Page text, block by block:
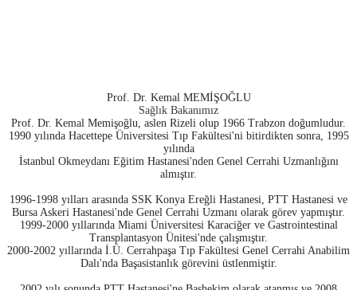
Prof. Dr. Kemal MEMİŞOĞLU
Sağlık Bakanımız
Prof. Dr. Kemal Memişoğlu, aslen Rizeli olup 1966 Trabzon doğumludur.
1990 yılında Hacettepe Üniversitesi Tıp Fakültesi'ni bitirdikten sonra, 1995
yılında
İstanbul Okmeydanı Eğitim Hastanesi'nden Genel Cerrahi Uzmanlığını
almıştır.
1996-1998 yılları arasında SSK Konya Ereğli Hastanesi, PTT Hastanesi ve
Bursa Askeri Hastanesi'nde Genel Cerrahi Uzmanı olarak görev yapmıştır.
1999-2000 yıllarında Miami Üniversitesi Karaciğer ve Gastrointestinal
Transplantasyon Ünitesi'nde çalışmıştır.
2000-2002 yıllarında İ.Ü. Cerrahpaşa Tıp Fakültesi Genel Cerrahi Anabilim
Dalı'nda Başasistanlık görevini üstlenmiştir.